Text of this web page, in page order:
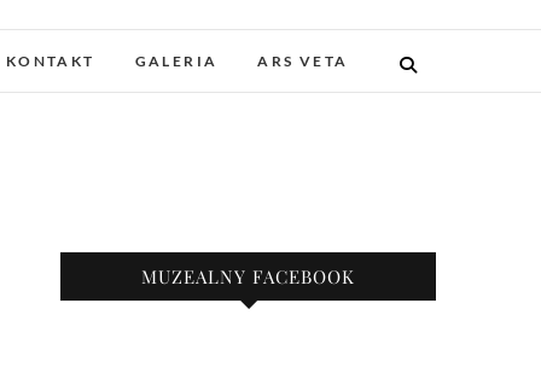
i Drukarstwa w
KONTAKT GALERIA ARS VETA
MUZEALNY FACEBOOK